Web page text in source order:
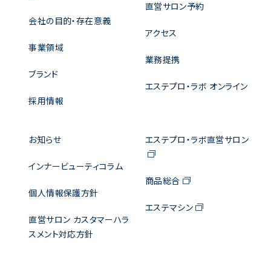
会社の目的・存在意義
事業領域
ブランド
採用情報
直営サロン予約
アクセス
業務提携
エステプロ・ラボ オンライン
お知らせ
インナービューティコラム
個人情報保護方針
直営サロン カスタマーハラ
スメント対応方針
エステプロ・ラボ直営サロン
商品総合
エステマシン